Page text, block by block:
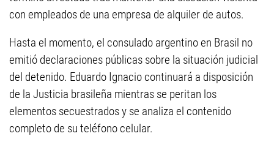
con empleados de una empresa de alquiler de autos.
Hasta el momento, el consulado argentino en Brasil no
emitió declaraciones públicas sobre la situación judicial
del detenido. Eduardo Ignacio continuará a disposición
de la Justicia brasileña mientras se peritan los
elementos secuestrados y se analiza el contenido
completo de su teléfono celular.